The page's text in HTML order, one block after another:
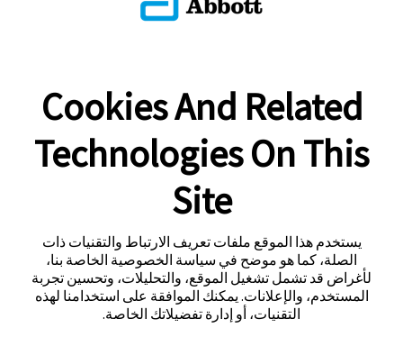
Cookies And Related
Technologies On This
Site
يستخدم هذا الموقع ملفات تعريف الارتباط والتقنيات ذات
الصلة، كما هو موضح في سياسة الخصوصية الخاصة بنا،
لأغراض قد تشمل تشغيل الموقع، والتحليلات، وتحسين تجربة
المستخدم، والإعلانات. يمكنك الموافقة على استخدامنا لهذه
التقنيات، أو إدارة تفضيلاتك الخاصة.